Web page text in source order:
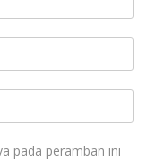
pada peramban ini